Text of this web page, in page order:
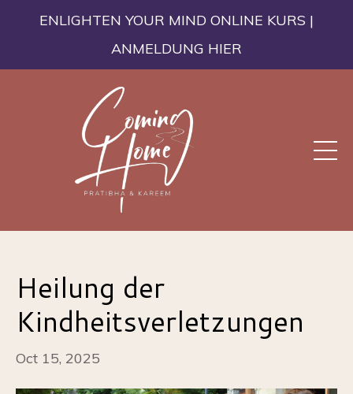
ENLIGHTEN YOUR MIND ONLINE KURS |
ANMELDUNG HIER
Heilung der
Kindheitsverletzungen
Oct 15, 2025